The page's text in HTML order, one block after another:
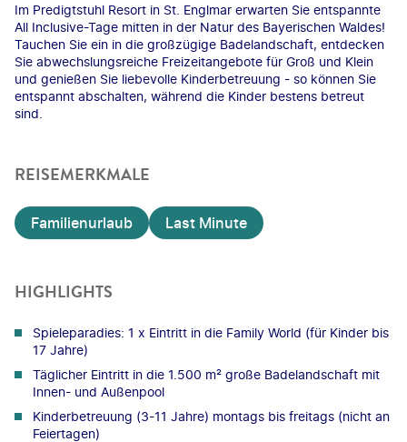
Im Predigtstuhl Resort in St. Englmar erwarten Sie entspannte
All Inclusive-Tage mitten in der Natur des Bayerischen Waldes!
Tauchen Sie ein in die großzügige Badelandschaft, entdecken
Sie abwechslungsreiche Freizeitangebote für Groß und Klein
und genießen Sie liebevolle Kinderbetreuung - so können Sie
entspannt abschalten, während die Kinder bestens betreut
sind.
REISEMERKMALE
Familienurlaub Last Minute
HIGHLIGHTS
Spieleparadies: 1 x Eintritt in die Family World (für Kinder bis
17 Jahre)
Täglicher Eintritt in die 1.500 m² große Badelandschaft mit
Innen- und Außenpool
Kinderbetreuung (3-11 Jahre) montags bis freitags (nicht an
Feiertagen)